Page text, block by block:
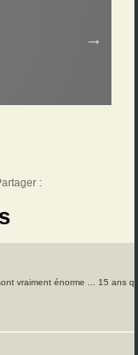
:
vraiment énorme ... 15 ans